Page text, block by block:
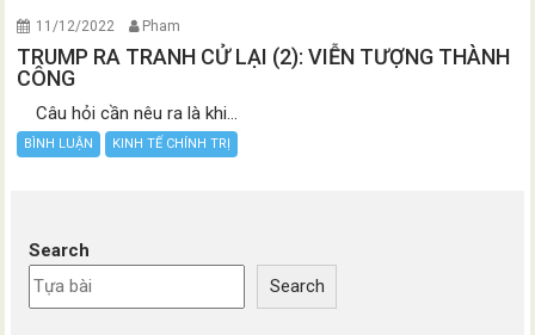
11/12/2022 Pham
TRUMP RA TRANH CỬ LẠI (2): VIỄN TƯỢNG THÀNH
CÔNG
Câu hỏi cần nêu ra là khi...
BÌNH LUẬN KINH TẾ CHÍNH TRỊ
Search
Search